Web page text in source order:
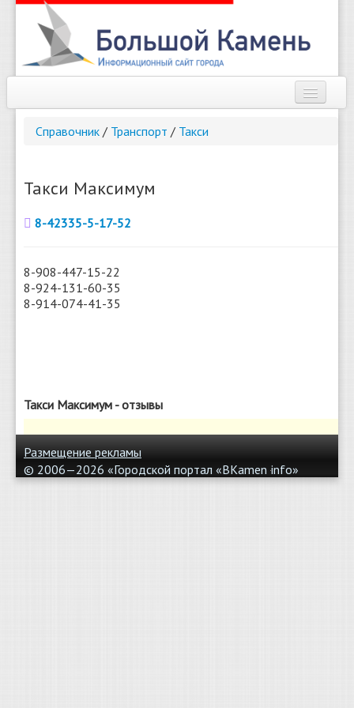
Новости
О сайте
Справочник / Транспорт / Такси
Такси Максимум
8-42335-5-17-52
8-908-447-15-22
8-924-131-60-35
8-914-074-41-35
Такси Максимум - отзывы
Размещение рекламы
© 2006—2026 «Городской портал «BKamen info»